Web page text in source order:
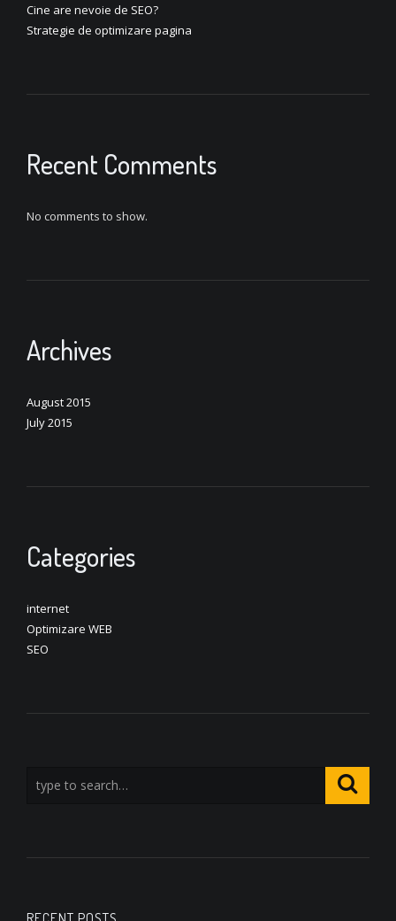
Cine are nevoie de SEO?
Strategie de optimizare pagina
Recent Comments
No comments to show.
Archives
August 2015
July 2015
Categories
internet
Optimizare WEB
SEO